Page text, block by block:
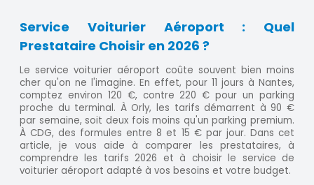
Service Voiturier Aéroport : Quel
Prestataire Choisir en 2026 ?
Le service voiturier aéroport coûte souvent bien moins
cher qu'on ne l'imagine. En effet, pour 11 jours à Nantes,
comptez environ 120 €, contre 220 € pour un parking
proche du terminal. À Orly, les tarifs démarrent à 90 €
par semaine, soit deux fois moins qu'un parking premium.
À CDG, des formules entre 8 et 15 € par jour. Dans cet
article, je vous aide à comparer les prestataires, à
comprendre les tarifs 2026 et à choisir le service de
voiturier aéroport adapté à vos besoins et votre budget.